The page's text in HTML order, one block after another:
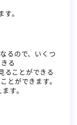
。
るので、いくつ
る
ることができる
とができます。
す。